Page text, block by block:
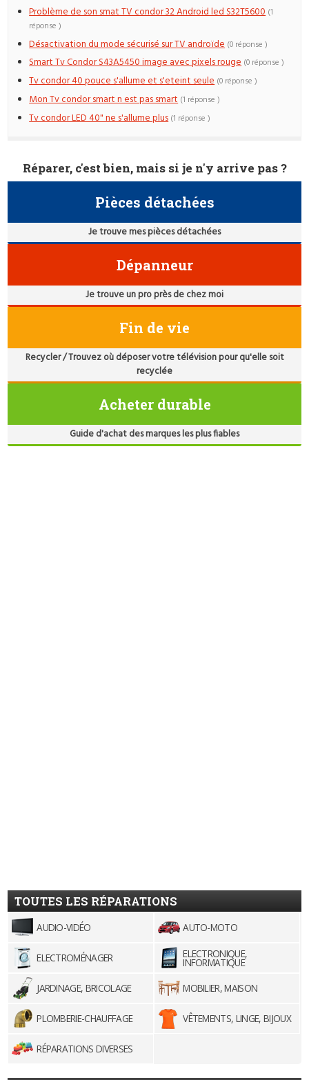
Problème de son smat TV condor 32 Android led S32T5600 (1
réponse )
Désactivation du mode sécurisé sur TV androïde (0 réponse )
Smart Tv Condor S43A5450 image avec pixels rouge (0 réponse )
Tv condor 40 pouce s'allume et s'eteint seule (0 réponse )
Mon Tv condor smart n est pas smart (1 réponse )
Tv condor LED 40" ne s'allume plus (1 réponse )
Réparer, c'est bien, mais si je n'y arrive pas ?
Pièces détachées
Je trouve mes pièces détachées
Dépanneur
Je trouve un pro près de chez moi
Fin de vie
Recycler / Trouvez où déposer votre télévision pour qu'elle soit
recyclée
Acheter durable
Guide d'achat des marques les plus fiables
TOUTES LES RÉPARATIONS
AUDIO-VIDÉO AUTO-MOTO
ELECTROMÉNAGER ELECTRONIQUE,
INFORMATIQUE
JARDINAGE, BRICOLAGE
MOBILIER, MAISON
PLOMBERIE-CHAUFFAGE VÊTEMENTS, LINGE, BIJOUX
RÉPARATIONS DIVERSES